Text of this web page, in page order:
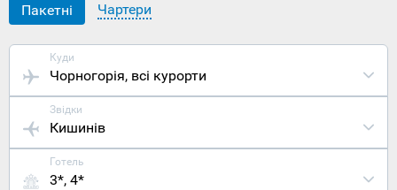
Пакетні Чартери
Куди
Чорногорія, всі курорти
Звідки
Кишинів
Готель
3*, 4*